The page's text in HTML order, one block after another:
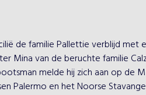
de familie Pallettie verblijd met
Mina van de beruchte familie
melde hij zich aan op de
Palermo en het Noorse